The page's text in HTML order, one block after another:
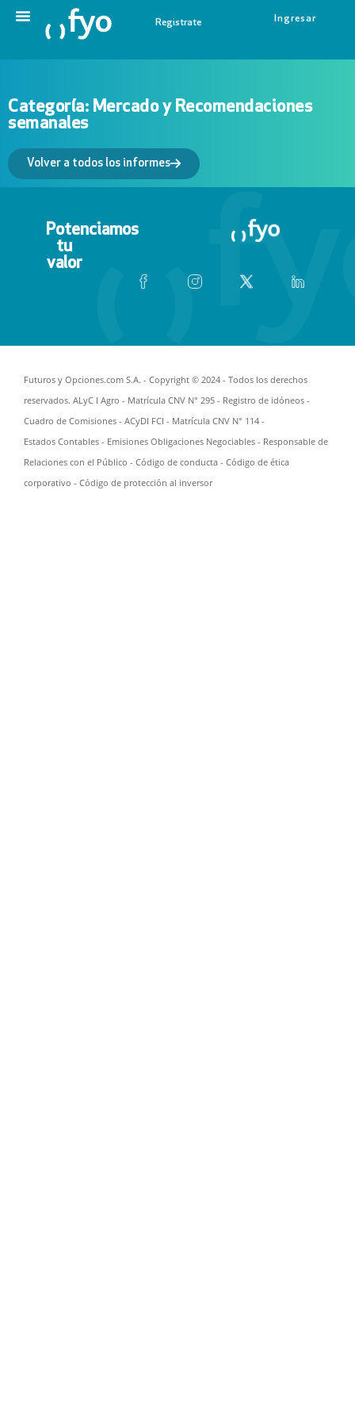
Registrate Ingresar
Categoría: Mercado y Recomendaciones
semanales
Volver a todos los informes
Potenciamos
tu
valor
Futuros y Opciones.com S.A. - Copyright © 2024 - Todos los derechos
reservados. ALyC I Agro - Matrícula CNV N° 295 - Registro de idóneos -
Cuadro de Comisiones - ACyDI FCI - Matrícula CNV N° 114 -
Estados Contables - Emisiones Obligaciones Negociables - Responsable de
Relaciones con el Público - Código de conducta - Código de ética
corporativo - Código de protección al inversor